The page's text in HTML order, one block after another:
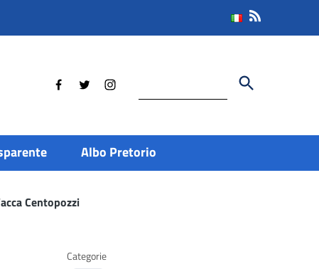
Cerca
Albo Pretorio
Centopozzi
Categorie